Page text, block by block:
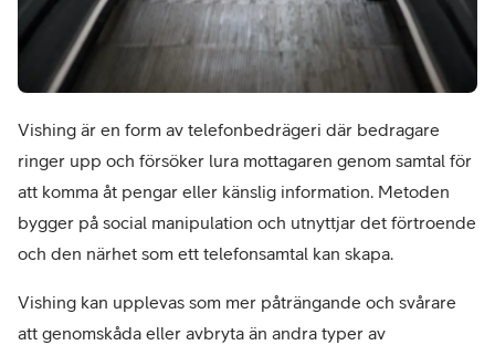
Vishing är en form av telefonbedrägeri där bedragare
ringer upp och försöker lura mottagaren genom samtal för
att komma åt pengar eller känslig information. Metoden
bygger på social manipulation och utnyttjar det förtroende
och den närhet som ett telefonsamtal kan skapa.
Vishing kan upplevas som mer påträngande och svårare
att genomskåda eller avbryta än andra typer av